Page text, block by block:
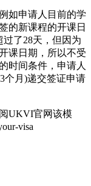
如申请人目前的学
的新课程的开课日
过了28天，但因为
课日期，所以不受
时间条件，申请人
个月)递交签证申请
UKVI官网该模
visa